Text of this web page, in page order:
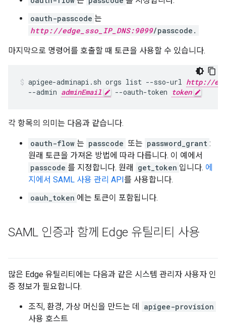
oauth-passcode 는
http://edge_sso_IP_DNS:9099/passcode.
마지막으로 명령어를 호출할 때 토큰을 사용할 수 있습니다.
apigee-adminapi.sh orgs list --sso-url http://
  --admin
adminEmail --oauth-token token
각 항목의 의미는 다음과 같습니다.
oauth-flow 는 passcode 또는 password_grant :
원래 토큰을 가져온 방법에 따라 다릅니다. 이 예에서
passcode 를 지정합니다. 원래 get_token 입니다. 에
지에서 SAML 사용 관리 API를 사용합니다.
oauh_token 에는 토큰이 포함됩니다.
SAML 인증과 함께 Edge 유틸리티 사용
많은 Edge 유틸리티에는 다음과 같은 시스템 관리자 사용자 인
증 정보가 필요합니다.
조직, 환경, 가상 머신을 만드는 데
apigee-provision
사용 호스트